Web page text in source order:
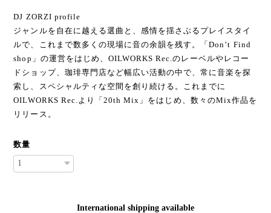
DJ ZORZI profile
ジャンルを自在に越える選曲と、感情を揺さぶるプレイスタイ
ルで、これまで数多くの現場に音の余韻を残す。「Don’t Find
shop」の運営をはじめ、OILWORKS Rec.のレーベルやレコー
ドショップ、珈琲専門店など幅広い活動の中で、常に音楽を探
索し、スペシャルティな空間を創り続ける。これまでに
OILWORKS Rec.より「20th Mix」をはじめ、数々のMix作品を
リリース。
数量
International shipping available